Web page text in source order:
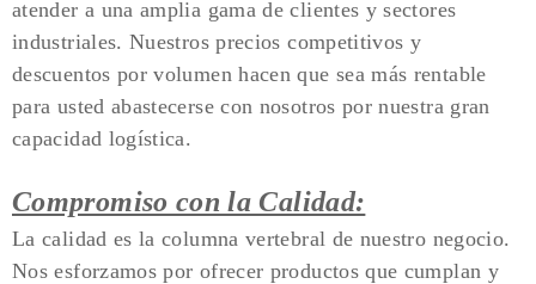
atender a una amplia gama de clientes y sectores
industriales. Nuestros precios competitivos y
descuentos por volumen hacen que sea más rentable
para usted abastecerse con nosotros por nuestra gran
capacidad logística.
Compromiso con la Calidad:
La calidad es la columna vertebral de nuestro negocio.
Nos esforzamos por ofrecer productos que cumplan y